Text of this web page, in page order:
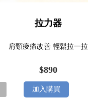
拉力器
肩頸痠痛改善 輕鬆拉一拉
$890
加入購買